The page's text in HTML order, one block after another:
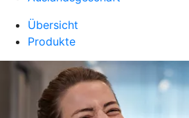
Übersicht
Produkte